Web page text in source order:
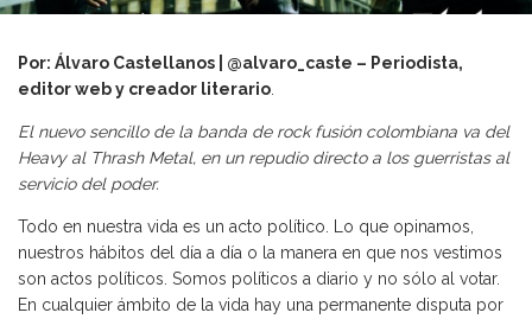
Por: Álvaro Castellanos | @alvaro_caste – Periodista,
editor web y creador literario
El nuevo sencillo de la banda de rock fusión colombiana va del
Heavy al Thrash Metal, en un repudio directo a los guerristas al
servicio del poder.
Todo en nuestra vida es un acto político. Lo que opinamos,
nuestros hábitos del día a día o la manera en que nos vestimos
son actos políticos. Somos políticos a diario y no sólo al votar.
En cualquier ámbito de la vida hay una permanente disputa por